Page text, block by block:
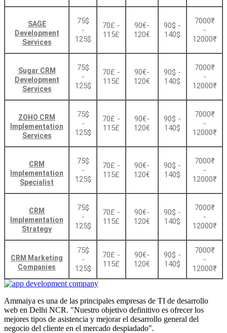
SAGE
Development
Services
75$
-
125$
70£ -
115£
90€-
120€
90$ -
140$
7000₹
-
12000₹
Sugar CRM
Development
Services
75$
-
125$
70£ -
115£
90€-
120€
90$ -
140$
7000₹
-
12000₹
ZOHO CRM
Implementation
Services
75$
-
125$
70£ -
115£
90€-
120€
90$ -
140$
7000₹
-
12000₹
CRM
Implementation
Specialist
75$
-
125$
70£ -
115£
90€-
120€
90$ -
140$
7000₹
-
12000₹
CRM
Implementation
Strategy
75$
-
125$
70£ -
115£
90€-
120€
90$ -
140$
7000₹
-
12000₹
CRM Marketing
Companies
75$
-
125$
70£ -
115£
90€-
120€
90$ -
140$
7000₹
-
12000₹
Ammaiya es una de las principales empresas de TI de desarrollo
web en Delhi NCR. "Nuestro objetivo definitivo es ofrecer los
mejores tipos de asistencia y mejorar el desarrollo general del
negocio del cliente en el mercado despiadado".